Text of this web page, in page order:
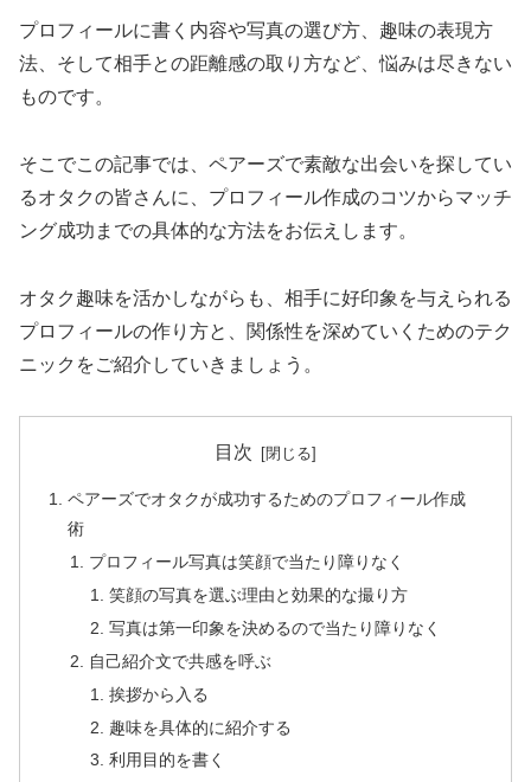
プロフィールに書く内容や写真の選び方、趣味の表現方
法、そして相手との距離感の取り方など、悩みは尽きない
ものです。
そこでこの記事では、ペアーズで素敵な出会いを探してい
るオタクの皆さんに、プロフィール作成のコツからマッチ
ング成功までの具体的な方法をお伝えします。
オタク趣味を活かしながらも、相手に好印象を与えられる
プロフィールの作り方と、関係性を深めていくためのテク
ニックをご紹介していきましょう。
目次
ペアーズでオタクが成功するためのプロフィール作成
術
プロフィール写真は笑顔で当たり障りなく
笑顔の写真を選ぶ理由と効果的な撮り方
写真は第一印象を決めるので当たり障りなく
自己紹介文で共感を呼ぶ
挨拶から入る
趣味を具体的に紹介する
利用目的を書く